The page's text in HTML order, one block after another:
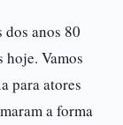
anos 80
hoje. Vamos
para atores
a forma